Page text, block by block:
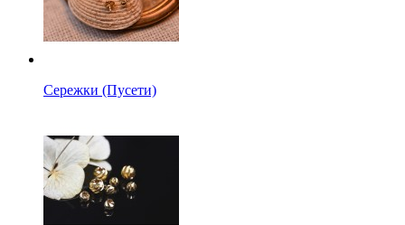
Сережки (Пусети)